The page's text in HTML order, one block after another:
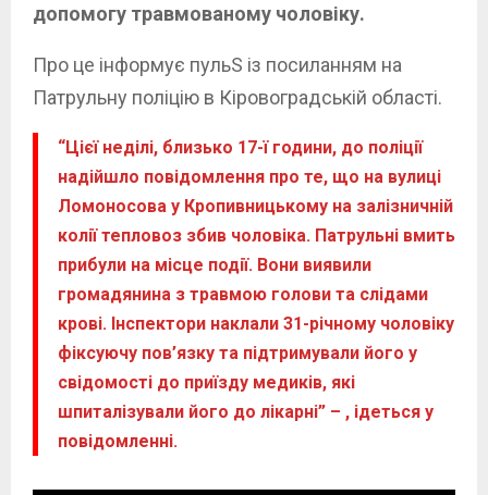
допомогу травмованому чоловіку.
Про це інформує пульS із посиланням на
Патрульну поліцію в Кіровоградській області.
“Цієї неділі, близько 17-ї години, до поліції
надійшло повідомлення про те, що на вулиці
Ломоносова у Кропивницькому на залізничній
колії тепловоз збив чоловіка. Патрульні вмить
прибули на місце події. Вони виявили
громадянина з травмою голови та слідами
крові. Інспектори наклали 31-річному чоловіку
фіксуючу пов’язку та підтримували його у
свідомості до приїзду медиків, які
шпиталізували його до лікарні” – , ідеться у
повідомленні.